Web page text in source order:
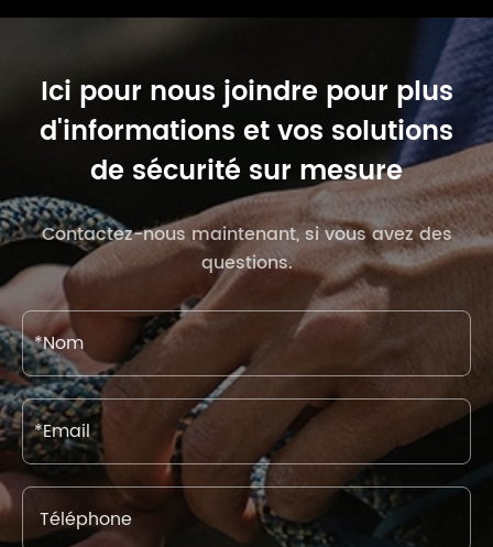
Ici pour nous joindre pour plus
d'informations et vos solutions
de sécurité sur mesure
Contactez-nous maintenant, si vous avez des
questions.